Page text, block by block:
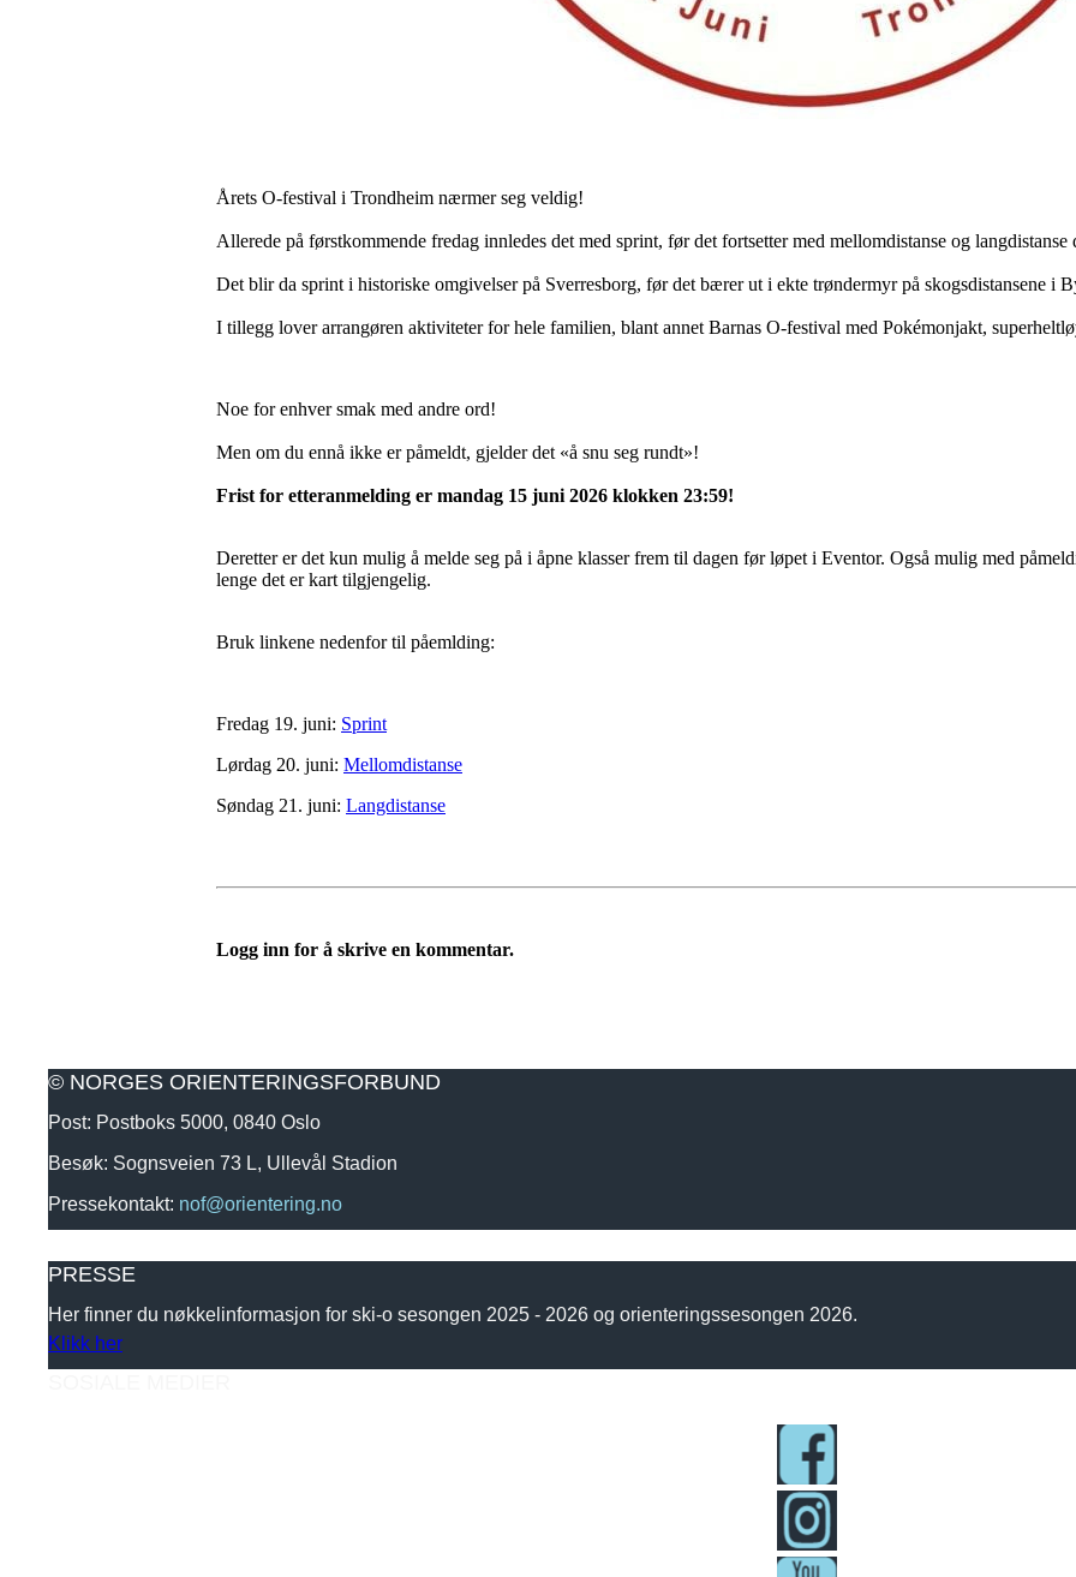
Årets O-festival i Trondheim nærmer seg veldig!
Allerede på førstkommende fredag innledes det med sprint, før det fortsetter med mellomdistanse og langdistanse
Det blir da sprint i historiske omgivelser på Sverresborg, før det bærer ut i ekte trøndermyr på skogsdistansene i
I tillegg lover arrangøren aktiviteter for hele familien, blant annet Barnas O-festival med Pokémonjakt,
Noe for enhver smak med andre ord!
Men om du ennå ikke er påmeldt, gjelder det «å snu seg rundt»!
Frist for etteranmelding er mandag 15 juni 2026 klokken 23:59!
Deretter er det kun mulig å melde seg på i åpne klasser frem til dagen før løpet i Eventor. Også mulig med
lenge det er kart tilgjengelig.
Bruk linkene nedenfor til påemlding:
Fredag 19. juni: Sprint
Lørdag 20. juni: Mellomdistanse
Søndag 21. juni: Langdistanse
Logg inn for å skrive en kommentar.
© NORGES ORIENTERINGSFORBUND
Post: Postboks 5000, 0840 Oslo
Besøk: Sognsveien 73 L, Ullevål Stadion
Pressekontakt: nof@orientering.no
PRESSE
Her finner du nøkkelinformasjon for ski-o sesongen 2025 - 2026 og orienteringssesongen 2026.
Klikk her